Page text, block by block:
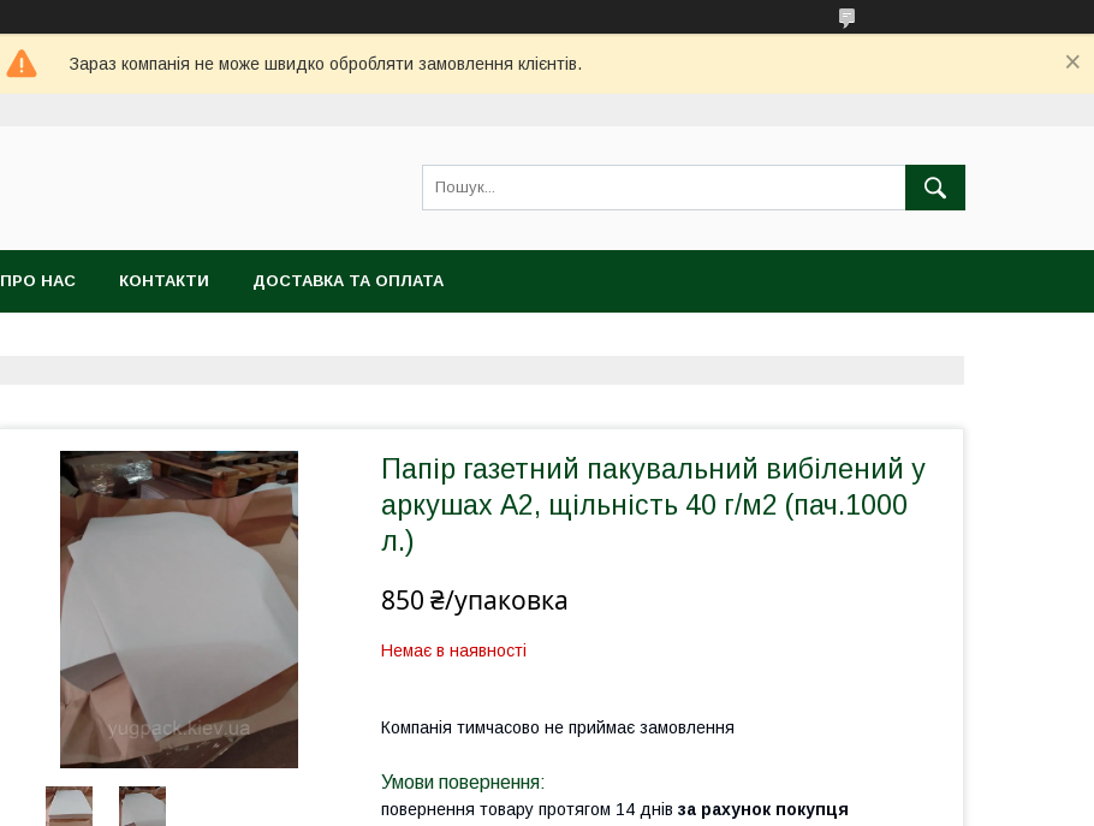
Зараз компанія не може швидко обробляти замовлення клієнтів.
ПРО НАС КОНТАКТИ ДОСТАВКА ТА ОПЛАТА
Папір газетний пакувальний вибілений у
аркушах А2, щільність 40 г/м2 (пач.1000
л.)
850 ₴/упаковка
Немає в наявності
Компанія тимчасово не приймає замовлення
повернення товару протягом 14 днів за рахунок покупця